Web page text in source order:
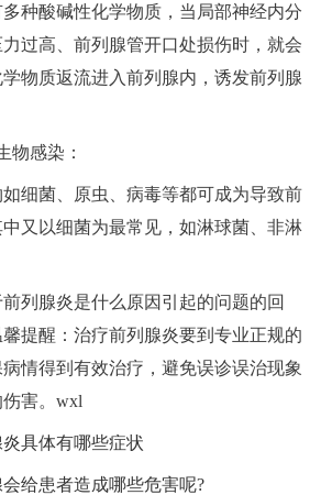
酸碱性化学物质，当局部神经内分
过高、前列腺管开口处损伤时，就会
物质返流进入前列腺内，诱发前列腺
感染：
菌、原虫、病毒等都可成为导致前
又以细菌为最常见，如淋球菌、非淋
腺炎是什么原因引起的问题的回
提醒：治疗前列腺炎要到专业正规的
情得到有效治疗，避免误诊误治现象
害。wxl
具体有哪些症状
给患者造成哪些危害呢?